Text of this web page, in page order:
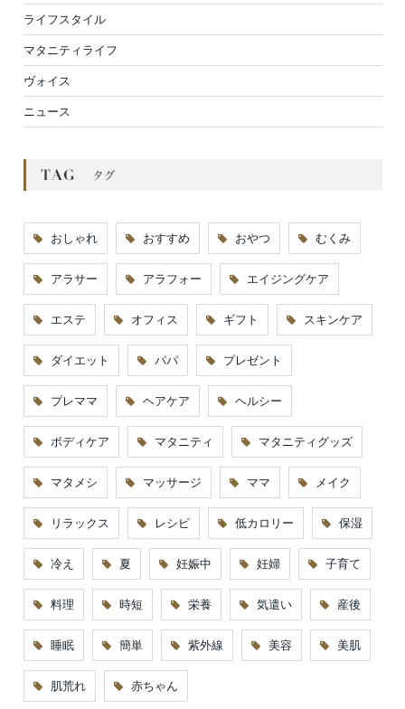
ライフスタイル
マタニティライフ
ヴォイス
ニュース
おしゃれ おすすめ おやつ むくみ
アラサー アラフォー エイジングケア
エステ オフィス ギフト スキンケア
ダイエット パパ プレゼント
プレママ ヘアケア ヘルシー
ボディケア マタニティ マタニティグッズ
マタメシ マッサージ ママ メイク
リラックス レシピ 低カロリー 保湿
冷え 夏 妊娠中 妊婦 子育て
料理 時短 栄養 気遣い 産後
睡眠 簡単 紫外線 美容 美肌
肌荒れ 赤ちゃん